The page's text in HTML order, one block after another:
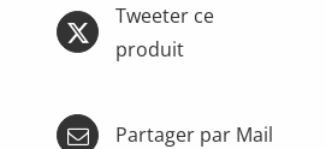
Tweeter ce
produit
Partager par Mail